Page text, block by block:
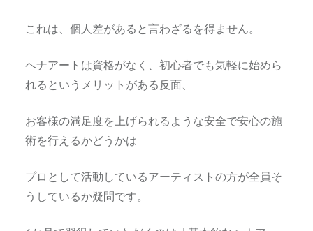
これは、個人差があると言わざるを得ません。
ヘナアートは資格がなく、初心者でも気軽に始めら
れるというメリットがある反面、
お客様の満足度を上げられるような安全で安心の施
術を行えるかどうかは
プロとして活動しているアーティストの方が全員そ
うしているか疑問です。